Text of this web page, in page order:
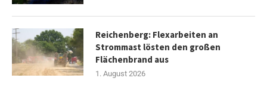
Reichenberg: Flexarbeiten an
Strommast lösten den großen
Flächenbrand aus
1. August 2026